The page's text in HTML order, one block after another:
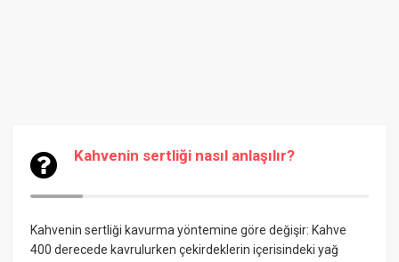
Kahvenin sertliği nasıl anlaşılır?
Kahvenin sertliği kavurma yöntemine göre değişir: Kahve
400 derecede kavrulurken çekirdeklerin içerisindeki yağ